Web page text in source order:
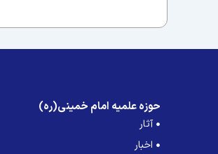
حوزه علمیه امام خمینی(ره)
آثار
اخبار